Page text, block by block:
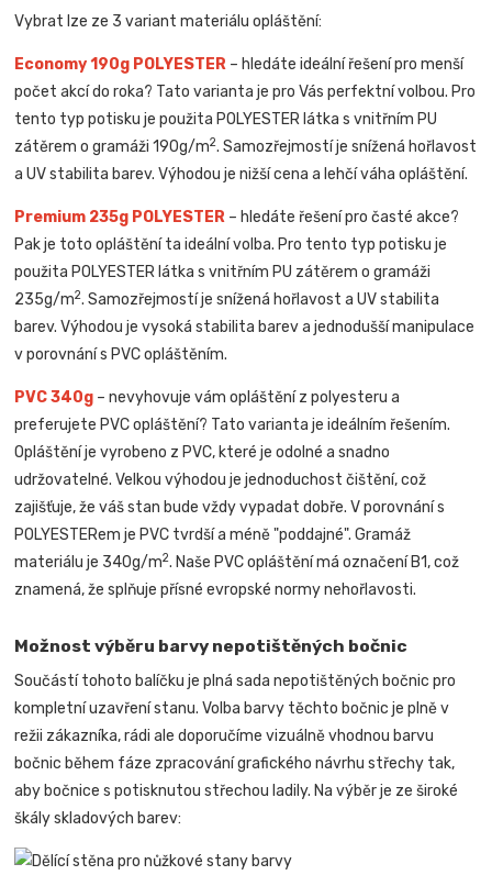
Vybrat lze ze 3 variant materiálu opláštění:
Economy 190g POLYESTER – hledáte ideální řešení pro menší
počet akcí do roka? Tato varianta je pro Vás perfektní volbou. Pro
tento typ potisku je použita POLYESTER látka s vnitřním PU
zátěrem o gramáži 190g/m2. Samozřejmostí je snížená hořlavost
a UV stabilita barev. Výhodou je nižší cena a lehčí váha opláštění.
Premium 235g POLYESTER – hledáte řešení pro časté akce?
Pak je toto opláštění ta ideální volba. Pro tento typ potisku je
použita POLYESTER látka s vnitřním PU zátěrem o gramáži
235g/m2. Samozřejmostí je snížená hořlavost a UV stabilita
barev. Výhodou je vysoká stabilita barev a jednodušší manipulace
v porovnání s PVC opláštěním.
PVC 340g – nevyhovuje vám opláštění z polyesteru a
preferujete PVC opláštění? Tato varianta je ideálním řešením.
Opláštění je vyrobeno z PVC, které je odolné a snadno
udržovatelné. Velkou výhodou je jednoduchost čištění, což
zajišťuje, že váš stan bude vždy vypadat dobře. V porovnání s
POLYESTERem je PVC tvrdší a méně "poddajné". Gramáž
materiálu je 340g/m2. Naše PVC opláštění má označení B1, což
znamená, že splňuje přísné evropské normy nehořlavosti.
Možnost výběru barvy nepotištěných bočnic
Součástí tohoto balíčku je plná sada nepotištěných bočnic pro
kompletní uzavření stanu. Volba barvy těchto bočnic je plně v
režii zákazníka, rádi ale doporučíme vizuálně vhodnou barvu
bočnic během fáze zpracování grafického návrhu střechy tak,
aby bočnice s potisknutou střechou ladily. Na výběr je ze široké
škály skladových barev: